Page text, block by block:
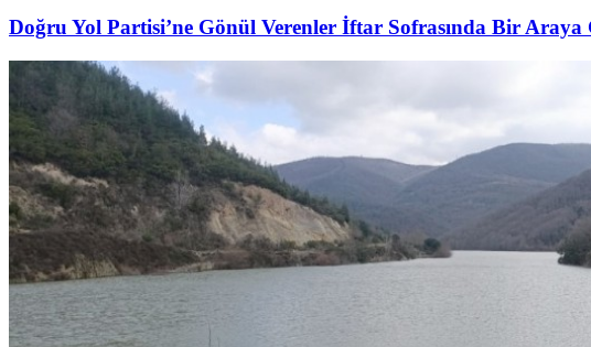
Doğru Yol Partisi’ne Gönül Verenler İftar Sofrasında Bir Araya